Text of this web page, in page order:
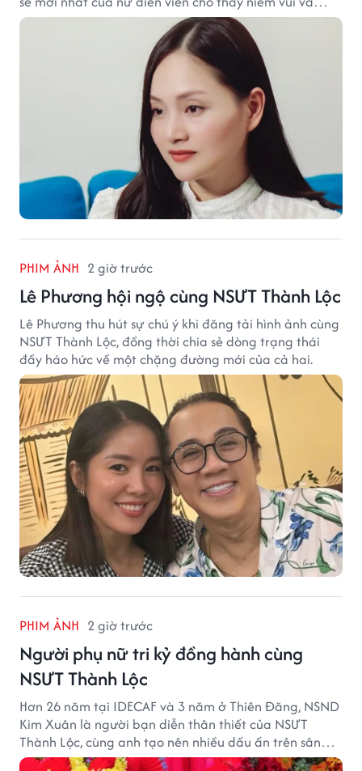
hạnh phúc hiện tại đến từ những điều bình dị mỗi
PHIM ẢNH 2 giờ trước
Lê Phương hội ngộ cùng NSƯT Thành Lộc
Lê Phương thu hút sự chú ý khi đăng tải hình ảnh cùng
NSƯT Thành Lộc, đồng thời chia sẻ dòng trạng thái
đầy háo hức về một chặng đường mới của cả hai.
PHIM ẢNH 2 giờ trước
Người phụ nữ tri kỷ đồng hành cùng
NSƯT Thành Lộc
Hơn 26 năm tại IDECAF và 3 năm ở Thiên Đăng, NSND
Kim Xuân là người bạn diễn thân thiết của NSƯT
Thành Lộc, cùng anh tạo nên nhiều dấu ấn trên sân
khấu.